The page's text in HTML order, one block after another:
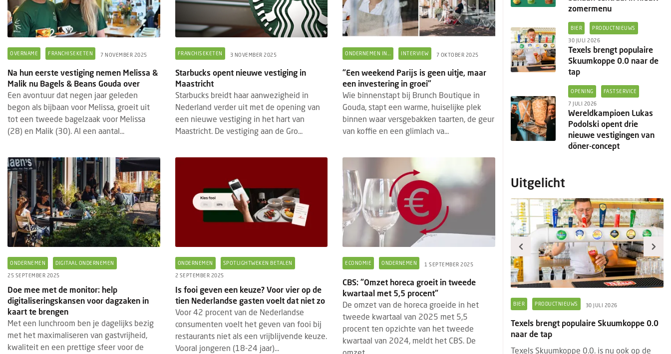
OVERNAME FRANCHISEKETEN 7 NOVEMBER 2025
Na hun eerste vestiging nemen Melissa &
Malik nu Bagels & Beans Gouda over
Een avontuur dat negen jaar geleden
begon als bijbaan voor Melissa, groeit uit
tot een tweede bagelzaak voor Melissa
(28) en Malik (30). Al een aantal...
FRANCHISEKETEN 3 NOVEMBER 2025
Starbucks opent nieuwe vestiging in
Maastricht
Starbucks breidt haar aanwezigheid in
Nederland verder uit met de opening van
een nieuwe vestiging in het hart van
Maastricht. De vestiging aan de Gro...
ONDERNEMEN IN... INTERVIEW 7 OKTOBER 2025
“Een weekend Parijs is geen uitje, maar
een investering in groei”
Wie binnenstapt bij Brunch Boutique in
Gouda, stapt een warme, huiselijke plek
binnen waar versgebakken taarten, de geur
van koffie en een glimlach va...
ONDERNEMEN DIGITAAL ONDERNEMEN
25 SEPTEMBER 2025
Doe mee met de monitor: help
digitaliseringskansen voor dagzaken in
kaart te brengen
Met een lunchroom ben je dagelijks bezig
met het maximaliseren van gastvrijheid,
kwaliteit en een prettige sfeer voor de
ONDERNEMEN SPOTLIGHTWEKEN BETALEN
2 SEPTEMBER 2025
Is fooi geven een keuze? Voor vier op de
tien Nederlandse gasten voelt dat niet zo
Voor 42 procent van de Nederlandse
consumenten voelt het geven van fooi bij
restaurants niet als een vrijblijvende keuze.
Vooral jongeren (18-24 jaar)...
ECONOMIE ONDERNEMEN 1 SEPTEMBER 2025
CBS: "Omzet horeca groeit in tweede
kwartaal met 5,5 procent"
De omzet van de horeca groeide in het
tweede kwartaal van 2025 met 5,5
procent ten opzichte van het tweede
kwartaal van 2024, meldt het CBS. De
zomermenu
BIER PRODUCTNIEUWS
30 JULI 2026
Texels brengt populaire
Skuumkoppe 0.0 naar de
tap
OPENING FASTSERVICE
7 JULI 2026
Wereldkampioen Lukas
Podolski opent drie
nieuwe vestigingen van
döner-concept
Uitgelicht
FASTSERVICE ECONOMIE 5 AUGUSTUS 2026
ProFri vraagt om nuance bij cijfers over
groei fastfoodzaken
Het artikel dat het AD publiceerde over de
EVENTS PRODUCTNIEUWS 29 JULI 2026
Gastvrij Rotterdam 2026: laatste
standupdates en must-sees
Van 21 tot en met 23 september 2026
BIER PRODUCTNIEUWS 30 JULI 2026
Texels brengt populaire Skuumkoppe 0.0
naar de tap
Texels Skuumkoppe 0.0. is nu ook op de
FOOD DRINKS 3 AUGUSTUS 2026
Dudok Rotterdam introduceert The Dudok
Breakfast
De dag begint voortaan weer vroeg bij